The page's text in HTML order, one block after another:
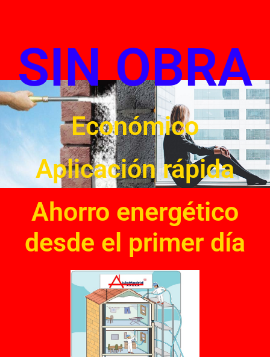
SIN OBRA
Económico
Aplicación rápida
Ahorro energético
desde el primer día